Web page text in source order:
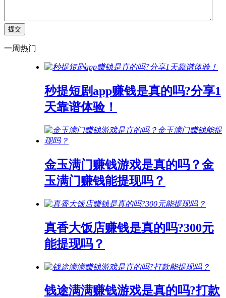
一周热门
秒提短剧app赚钱是真的吗?分享1
天靠谱体验！
金玉满门赚钱游戏是真的吗？金
玉满门赚钱能提现吗？
真香大饭店赚钱是真的吗?300元
能提现吗？
钱途满满赚钱游戏是真的吗?打款